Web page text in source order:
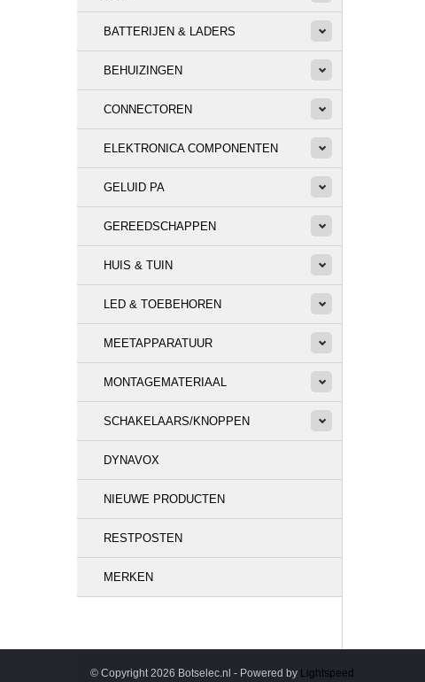
BATTERIJEN & LADERS
BEHUIZINGEN
CONNECTOREN
ELEKTRONICA COMPONENTEN
GELUID PA
GEREEDSCHAPPEN
HUIS & TUIN
LED & TOEBEHOREN
MEETAPPARATUUR
MONTAGEMATERIAAL
SCHAKELAARS/KNOPPEN
DYNAVOX
NIEUWE PRODUCTEN
RESTPOSTEN
MERKEN
© Copyright 2026 Botselec.nl - Powered by Lightspeed